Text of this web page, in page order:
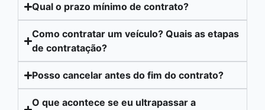
Qual o prazo mínimo de contrato?
Como contratar um veículo? Quais as etapas
de contratação?
Posso cancelar antes do fim do contrato?
O que acontece se eu ultrapassar a